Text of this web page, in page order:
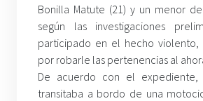
Bonilla Matute (21) y un menor
según las investigaciones
participado en el hecho violento,
por robarle las pertenencias al
De acuerdo con el expediente,
transitaba a bordo de una